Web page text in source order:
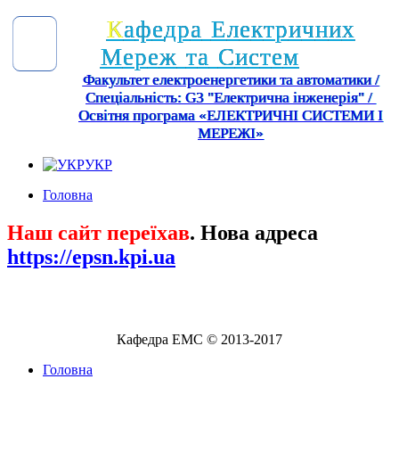
Кафедра Електричних
Мереж та Систем
Факультет електроенергетики та автоматики /
Спеціальність: G3 "Електрична інженерія" /
Освітня програма «ЕЛЕКТРИЧНІ СИСТЕМИ І
МЕРЕЖІ»
УКР
Головна
Наш сайт переїхав. Нова адреса
https://epsn.kpi.ua
Кафедра ЕМС © 2013-2017
Головна